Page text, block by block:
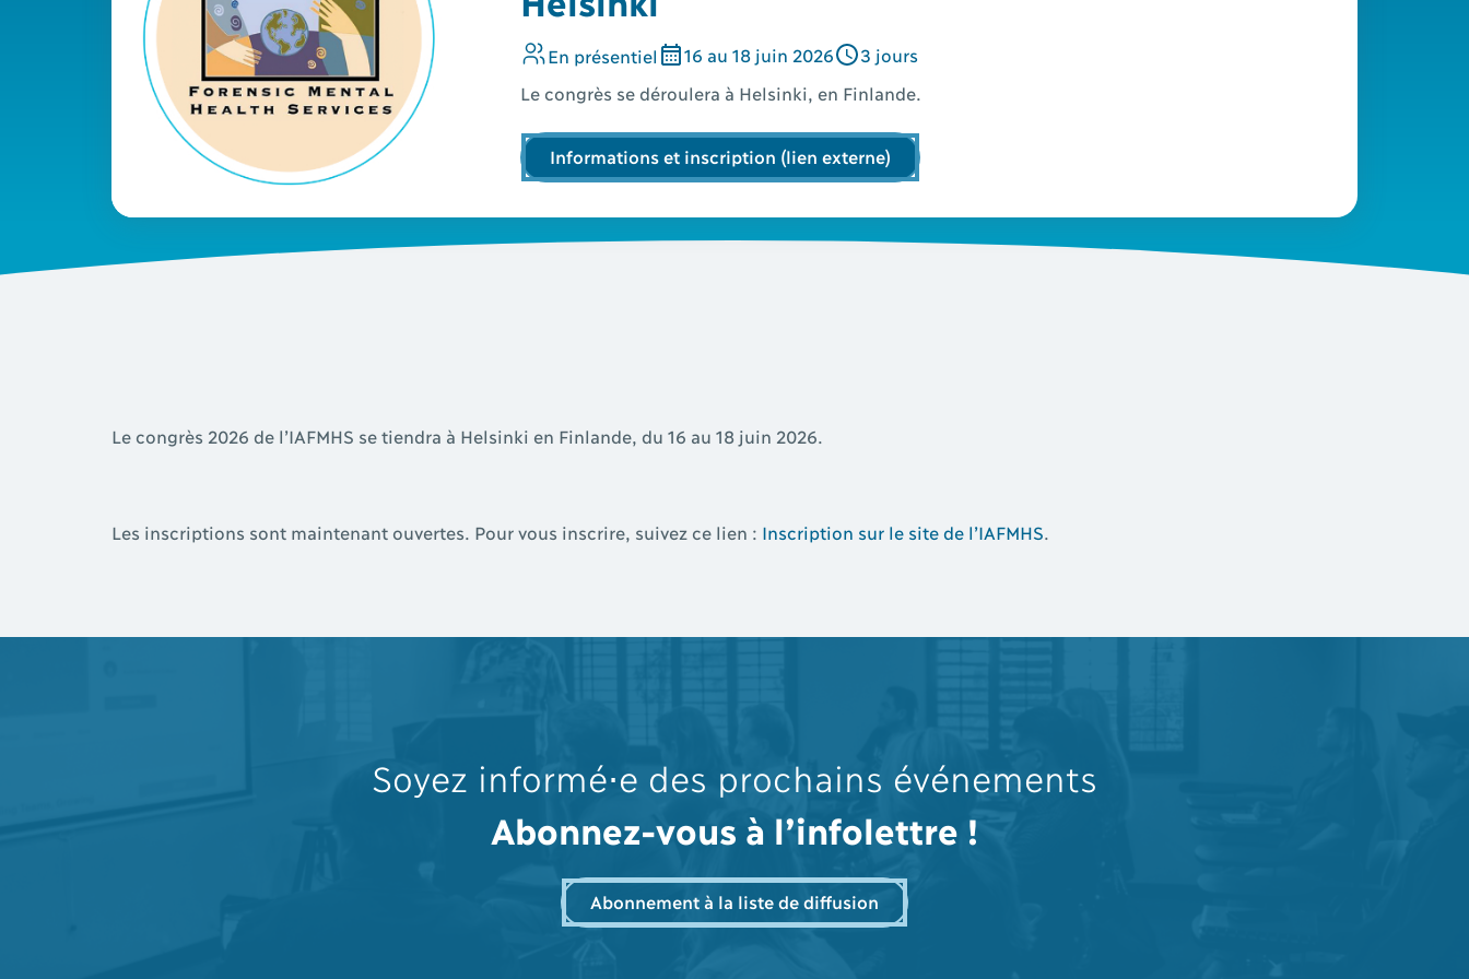
En présentiel 16 au18 juin 2026
3 jours
Le congrès se déroulera à Helsinki, en Finlande.
Informations et inscription (lien externe)
Le congrès 2026 de l’IAFMHS se tiendra à Helsinki en Finlande, du 16 au 18 juin 2026.
Les inscriptions sont maintenant ouvertes. Pour vous inscrire, suivez ce lien : Inscription sur le site de l’IAFMHS
Soyez informé⋅e des prochains événements
Abonnez-vous à l’infolettre !
Abonnement à la liste de diffusion